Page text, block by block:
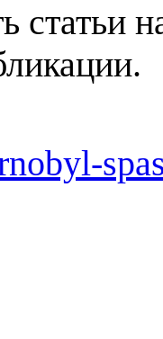
статьи